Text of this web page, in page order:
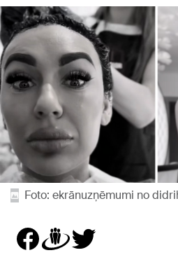
Foto: ekrānuzņēmumi no